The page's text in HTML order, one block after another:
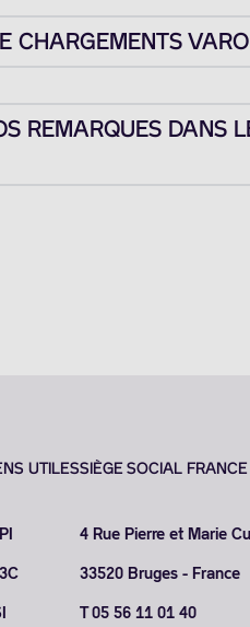
CHARGEMENTS
REMARQUES DANS
UTILESSIÈGE SOCIAL FRANCE
4 Rue Pierre et Marie
33520 Bruges - France
T 05 56 11 01 40